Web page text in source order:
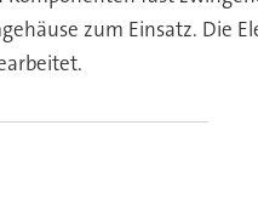
zum Einsatz. Die